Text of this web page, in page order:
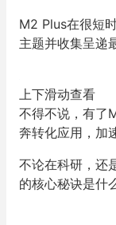
M2 Plus在很短
主题并收集呈递
上下滑动查看
不得不说，有了
奔转化应用，加
不论在科研，还
的核心秘诀是什